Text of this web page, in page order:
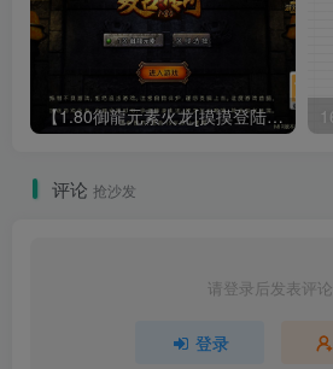
【1.80御龍元素火龙[摸摸登陆器]】战神引擎WIN服务端+GM工具+充值后台+双端+架设教程
评论 抢沙发
请登录后发表评论
登录